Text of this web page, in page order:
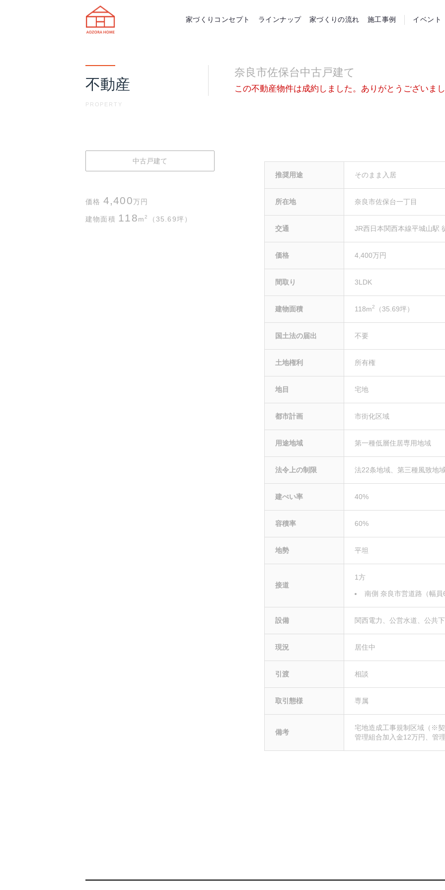
家づくりコンセプト
ラインナップ 家づくりの流れ 施工事例 イベント
不動産
PROPERTY
奈良市佐保台中古戸建て
この不動産物件は成約しました。ありがとうございま
中古戸建て
価格 4,400万円
建物面積 118m2 （35.69坪）
推奨用途 そのまま入居
所在地 奈良市佐保台一丁目
交通 JR西日本関西本線平城山駅
価格 4,400万円
間取り 3LDK
建物面積 118m2 （35.69坪）
国土法の届出 不要
土地権利 所有権
地目 宅地
都市計画 市街化区域
用途地域 第一種低層住居専用地域
法令上の制限 法22条地域、第三種風致地
建ぺい率 40%
容積率 60%
地勢 平坦
接道
1方
南側 奈良市営道路（幅
設備 関西電力、公営水道、公共
現況 居住中
引渡 相談
取引態様 専属
備考
宅地造成工事規制区域（※
管理組合加入金12万円、管